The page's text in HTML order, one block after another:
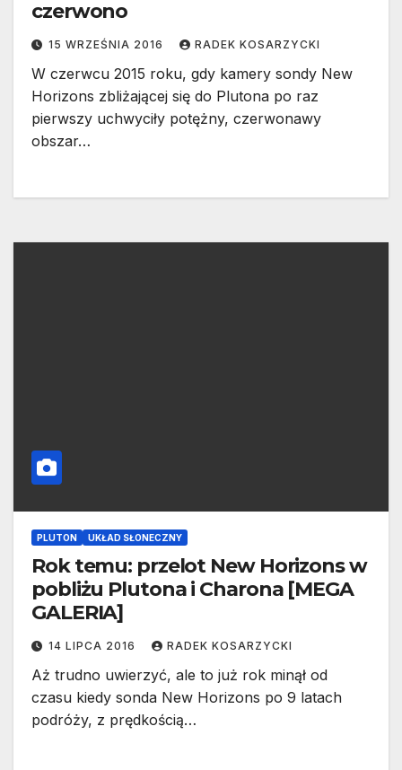
czerwono
15 WRZEŚNIA 2016 RADEK KOSARZYCKI
W czerwcu 2015 roku, gdy kamery sondy New
Horizons zbliżającej się do Plutona po raz
pierwszy uchwyciły potężny, czerwonawy
obszar…
PLUTON UKŁAD SŁONECZNY
Rok temu: przelot New Horizons w
pobliżu Plutona i Charona [MEGA
GALERIA]
14 LIPCA 2016 RADEK KOSARZYCKI
Aż trudno uwierzyć, ale to już rok minął od
czasu kiedy sonda New Horizons po 9 latach
podróży, z prędkością…